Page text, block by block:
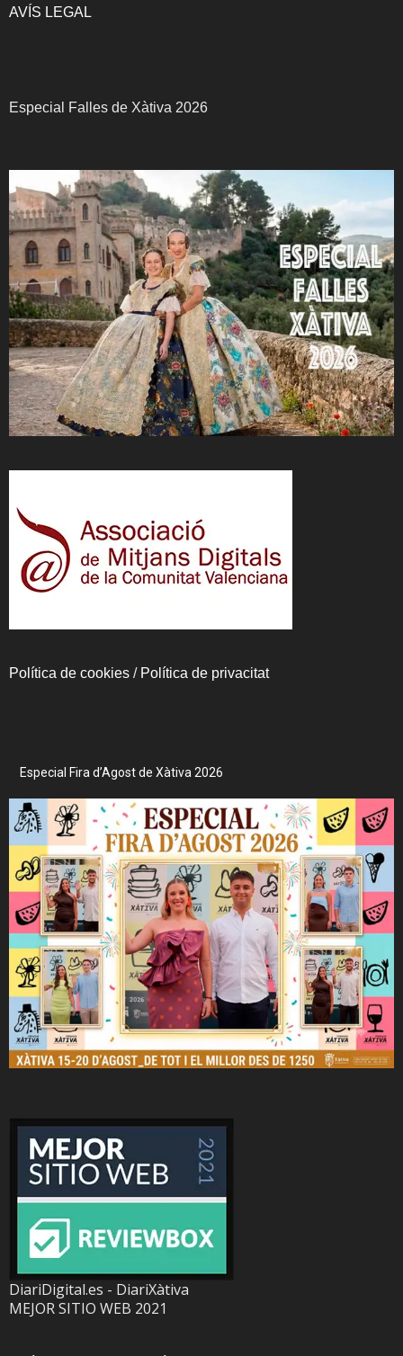
AVÍS LEGAL
Especial Falles de Xàtiva 2026
Política de cookies / Política de privacitat
Especial Fira d’Agost de Xàtiva 2026
DiariDigital.es - DiariXàtiva
MEJOR SITIO WEB 2021